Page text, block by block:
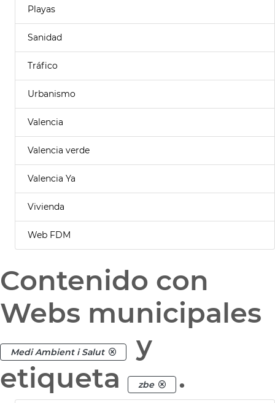
Playas
Sanidad
Tráfico
Urbanismo
Valencia
Valencia verde
Valencia Ya
Vivienda
Web FDM
Contenido con
Webs municipales
Medi Ambient i Salut
y
etiqueta
zbe .